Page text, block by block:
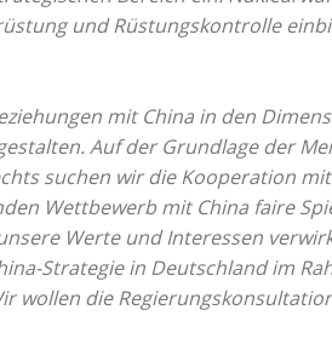
und Rüstungskontrolle
mit China in den
Auf der Grundlage der
suchen wir die Kooperation
Wettbewerb mit China faire
Werte und Interessen
Strategiein Deutschland im
wollen die